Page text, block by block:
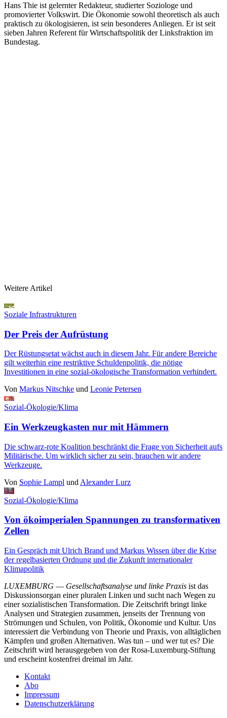
Hans Thie ist gelernter Redakteur, studierter Soziologe und
promovierter Volkswirt. Die Ökonomie sowohl theoretisch als auch
praktisch zu ökologisieren, ist sein besonderes Anliegen. Er ist seit
sieben Jahren Referent für Wirtschaftspolitik der Linksfraktion im
Bundestag.
Weitere Artikel
Soziale Infrastrukturen
Der Preis der Aufrüstung
Der Rüstungsetat wächst auch in diesem Jahr. Für andere Bereiche
gilt weiterhin eine restriktive Schuldenpolitik, die nötige
Investitionen in eine sozial-ökologische Transformation verhindert.
Von Markus Nitschke und Leonie Petersen
Sozial-Ökologie/Klima
Ein Werkzeugkasten nur mit Hämmern
Die schwarz-rote Koalition beschränkt die Frage von Sicherheit aufs
Militärische. Um wirklich sicher zu sein, brauchen wir andere
Werkzeuge.
Von Sophie Lampl und Alexander Lurz
Sozial-Ökologie/Klima
Von ökoimperialen Spannungen zu transformativen
Zellen
Ein Gespräch mit Ulrich Brand und Markus Wissen über die Krise
der regelbasierten Ordnung und die Zukunft internationaler
Klimapolitik
LUXEMBURG — Gesellschaftsanalyse und linke Praxis ist das
Diskussionsorgan einer pluralen Linken und sucht nach Wegen zu
einer sozialistischen Transformation. Die Zeitschrift bringt linke
Analysen und Strategien zusammen, jenseits der Trennung von
Strömungen und Schulen, von Politik, Ökonomie und Kultur. Uns
interessiert die Verbindung von Theorie und Praxis, von alltäglichen
Kämpfen und großen Alternativen. Was tun – und wer tut es? Die
Zeitschrift wird herausgegeben von der Rosa-Luxemburg-Stiftung
und erscheint kostenfrei dreimal im Jahr.
Kontakt
Abo
Impressum
Datenschutzerklärung